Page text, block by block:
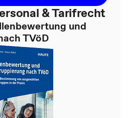
& Tarifrecht
und
TVöD